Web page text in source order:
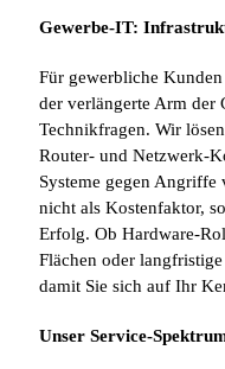
Gewerbe-IT:
Für gewerbliche
der verlängerte Arm der
Technikfragen. Wir
Router- und Netzwerk-
Systeme gegen Angriffe
nicht als Kostenfaktor,
Erfolg. Ob Hardware-
Flächen oder
damit Sie sich auf Ihr
Unser Service-